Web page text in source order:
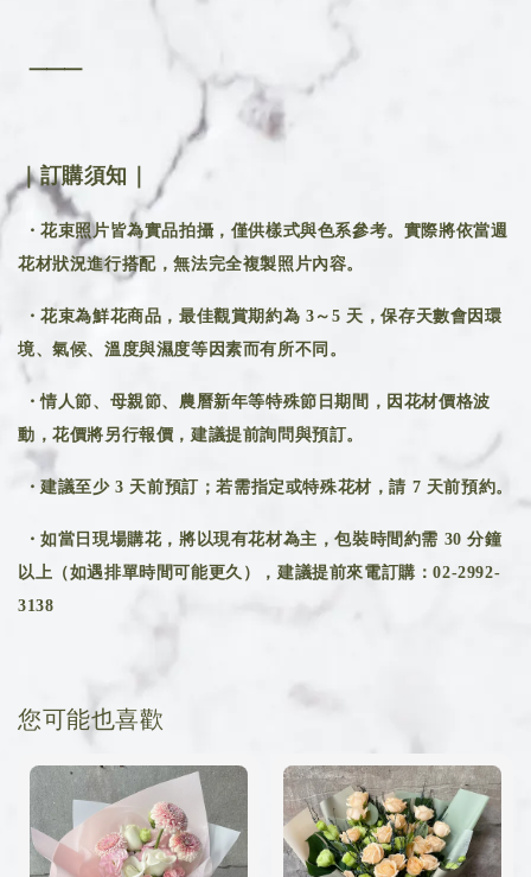
⸻
｜訂購須知｜
・花束照片皆為實品拍攝，僅供樣式與色系參考。實際將依當週
花材狀況進行搭配，無法完全複製照片內容。
・花束為鮮花商品，最佳觀賞期約為 3～5 天，保存天數會因環
境、氣候、溫度與濕度等因素而有所不同。
・情人節、母親節、農曆新年等特殊節日期間，因花材價格波
動，花價將另行報價，建議提前詢問與預訂。
・建議至少 3 天前預訂；若需指定或特殊花材，請 7 天前預約。
・如當日現場購花，將以現有花材為主，包裝時間約需 30 分鐘
以上（如遇排單時間可能更久），建議提前來電訂購：02-2992-
3138
您可能也喜歡